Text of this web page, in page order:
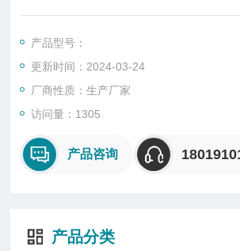
设计，扩大了散热空间。
产品型号：
更新时间：2024-03-24
厂商性质：生产厂家
访问量：1305
产品咨询
产品分类